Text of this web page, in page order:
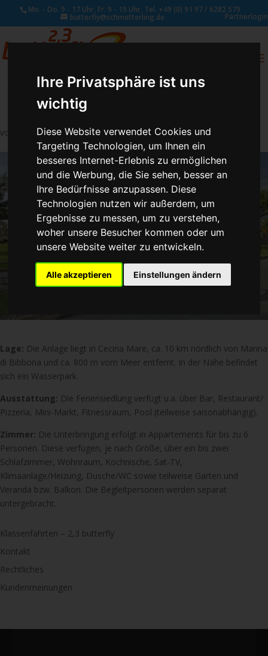
Ihre Privatsphäre ist uns
wichtig
Diese Website verwendet Cookies und
Targeting Technologien, um Ihnen ein
besseres Internet-Erlebnis zu ermöglichen
und die Werbung, die Sie sehen, besser an
Ihre Bedürfnisse anzupassen. Diese
Technologien nutzen wir außerdem, um
Ergebnisse zu messen, um zu verstehen,
woher unsere Besucher kommen oder um
unsere Website weiter zu entwickeln.
Alle akzeptieren Einstellungen ändern
Mo. - Do. 9 - 17 Uhr, Fr. 9 - 15 Uhr, Tel. +49 (0) 91 97 / 6282 579
butterfly@schmetterling.de Partnerlogin
von Susan Naumann|Juli 16, 2019
Lage: Die Anlage liegt in Cecina Mare, ca. 10 km nördlich von Marina
di Bibbona und ca. 800 m vom Meer entfernt. In der Nähe befindet
sich ein Wasserpark.
Ausstattung: Die Feriensiedlung verfügt u.a. über Bar, Restaurant/
Pizzeria, Mini-Markt, Fitnessraum, Pool (teilweise saisonabhängig).
Zimmer: Die Unterbringung erfolgt in Appartements für bis zu 6
Personen. Diese verfügen, je nach Größe, über ein bis zwei
Schlafzimmer, Wohnraum, Kochnische, Sat-TV,
Klimaanlage/Heizung, Dusche/WC sowie teilweise Garten und
Veranda bzw. Balkon. Die Begleitpersonen werden separat
untergebracht.
Klassenfahrten – 2,3 butterfly
Kontakt
Rechtliches
Kundenmeinungen